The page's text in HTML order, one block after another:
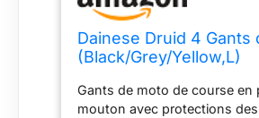
Dainese Druid 4 Gants
(Black/Grey/Yellow,L)
Gants de moto de course en
mouton avec protections des